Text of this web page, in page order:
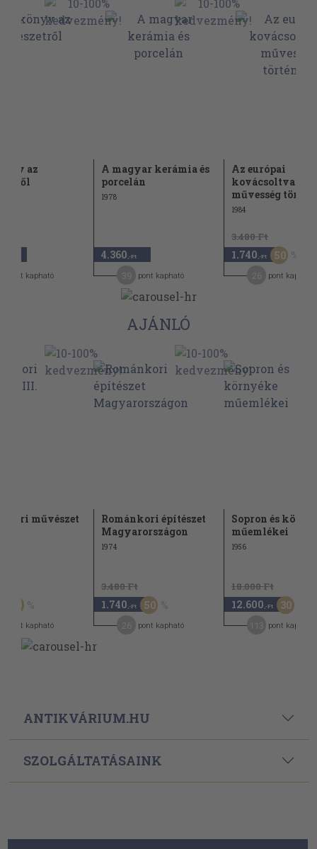
az
pont kapható
A magyar kerámia és
porcelán
1978
4.360 ,-Ft
pont kapható
Az európai
kovácsoltvas-
művesség
1984
3.480 Ft
1.740 ,-Ft 50
pont kapható
AJÁNLÓ
művészet
20
pont kapható
Románkori építészet
Magyarországon
1974
3.480 Ft
1.740 ,-Ft 50
pont kapható
Sopron és
műemlékei
1956
18.000 Ft
12.600 ,-Ft 30
pont kapható
ANTIKVÁRIUM.HU
SZOLGÁLTATÁSAINK